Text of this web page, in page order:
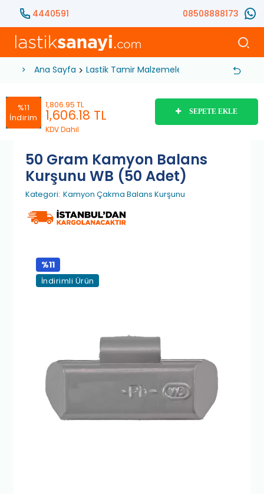
4440591 08508888173
Ana Sayfa Lastik Tamir Malzemeleri Balans Kurşunu
%11
İndirim
1,806.95 TL
1,606.18 TL
KDV Dahil
SEPETE EKLE
50 Gram Kamyon Balans
Kurşunu WB (50 Adet)
Kategori: Kamyon Çakma Balans Kurşunu
%11
İndirimli Ürün